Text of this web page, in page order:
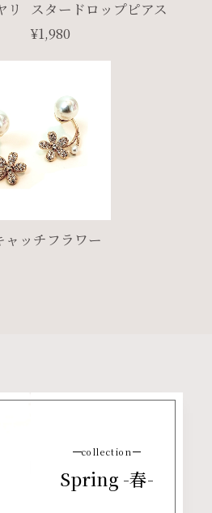
リ
スタードロップピアス
¥1,980
ャッチフラワー
collection
Spring -春-